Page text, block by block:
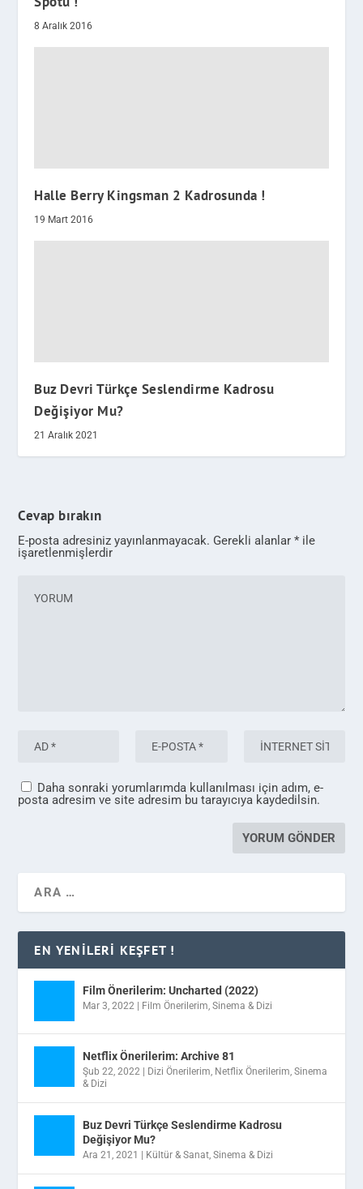
8 Aralık 2016
Halle Berry Kingsman 2 Kadrosunda !
19 Mart 2016
Buz Devri Türkçe Seslendirme Kadrosu
Değişiyor Mu?
21 Aralık 2021
Cevap bırakın
E-posta adresiniz yayınlanmayacak. Gerekli alanlar* ile
işaretlenmişlerdir
Daha sonraki yorumlarımda kullanılması için adım, e-
posta adresim ve site adresim bu tarayıcıya kaydedilsin.
EN YENILERI KEŞFET !
Film Önerilerim: Uncharted (2022)
Mar 3, 2022 Film Önerilerim,Sinema & Dizi
Netflix Önerilerim: Archive 81
Şub 22, 2022 Dizi Önerilerim, Netflix Önerilerim,Sinema
& Dizi
Buz Devri Türkçe Seslendirme Kadrosu
Değişiyor Mu?
Ara 21, 2021 Kültür & Sanat,Sinema & Dizi